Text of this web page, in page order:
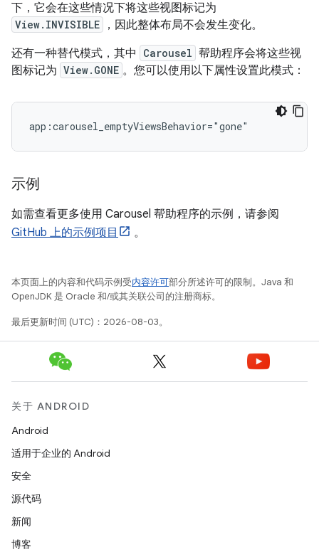
下，它会在这些情况下将这些视图标记为
View.INVISIBLE
，因此整体布局不会发生变化。
还有一种替代模式，其中
Carousel 帮助程序会将这些视
图标记为 View.GONE 。您可以使用以下属性设置此模式：
示例
如需查看更多使用 Carousel 帮助程序的示例，请参阅
GitHub 上的示例项目
。
本页面上的内容和代码示例受内容许可部分所述许可的限制。Java 和
OpenJDK 是 Oracle 和/或其关联公司的注册商标。
最后更新时间 (UTC)：2026-08-03。
关于 ANDROID
Android
适用于企业的 Android
安全
源代码
新闻
博客